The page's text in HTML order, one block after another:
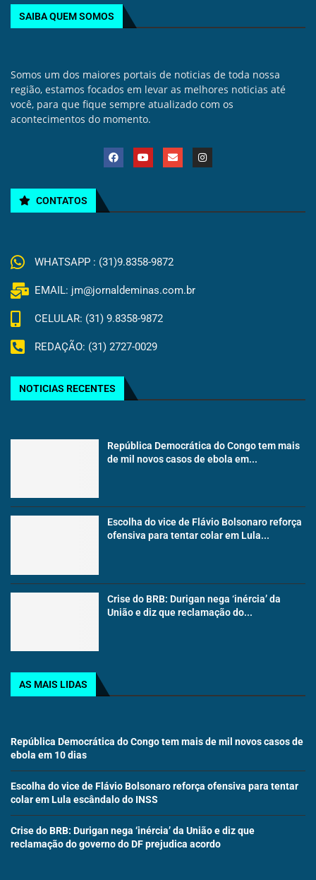
SAIBA QUEM SOMOS
Somos um dos maiores portais de noticias de toda nossa
região, estamos focados em levar as melhores noticias até
você, para que fique sempre atualizado com os
acontecimentos do momento.
CONTATOS
WHATSAPP : (31)9.8358-9872
EMAIL: jm@jornaldeminas.com.br
CELULAR: (31) 9.8358-9872
REDAÇÃO: (31) 2727-0029
NOTICIAS RECENTES
República Democrática do Congo tem mais
de mil novos casos de ebola em...
Escolha do vice de Flávio Bolsonaro reforça
ofensiva para tentar colar em Lula...
Crise do BRB: Durigan nega ‘inércia’ da
União e diz que reclamação do...
AS MAIS LIDAS
República Democrática do Congo tem mais de mil novos casos de
ebola em 10 dias
Escolha do vice de Flávio Bolsonaro reforça ofensiva para tentar
colar em Lula escândalo do INSS
Crise do BRB: Durigan nega ‘inércia’ da União e diz que
reclamação do governo do DF prejudica acordo